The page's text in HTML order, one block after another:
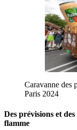
Caravanne des
Paris 2024
Des prévisions et
flamme